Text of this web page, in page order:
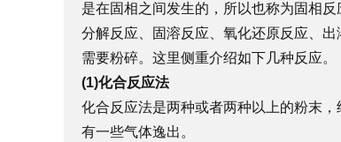
是在固相之间发生的，所以也称为固相
分解反应、固溶反应、氧化还原反应、
需要粉碎。这里侧重介绍如下几种反应。
(1)化合反应法
化合反应法是两种或者两种以上的粉末
有一些气体逸出。